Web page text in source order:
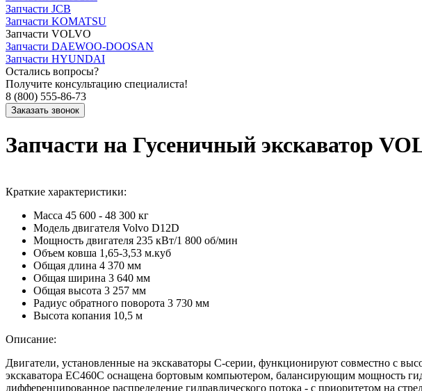
Запчасти JCB
Запчасти KOMATSU
Запчасти VOLVO
Запчасти DAEWOO-DOOSAN
Запчасти HYUNDAI
Остались вопросы?
Получите консультацию специалиста!
8 (800) 555-86-73
Запчасти на Гусеничный экскаватор
Краткие характеристики:
Масса 45 600 - 48 300 кг
Модель двигателя Volvo D12D
Мощность двигателя 235 кВт/1 800 об/мин
Объем ковша 1,65-3,53 м.куб
Общая длина 4 370 мм
Общая ширина 3 640 мм
Общая высота 3 257 мм
Радиус обратного поворота 3 730 мм
Высота копания 10,5 м
Описание:
Двигатели, установленные на экскаваторы С-серии, функционируют совместно с
экскаватора EC460C оснащена бортовым компьютером, балансирующим мощность
дифференцированное распределение гидравлического потока - с приоритетом на